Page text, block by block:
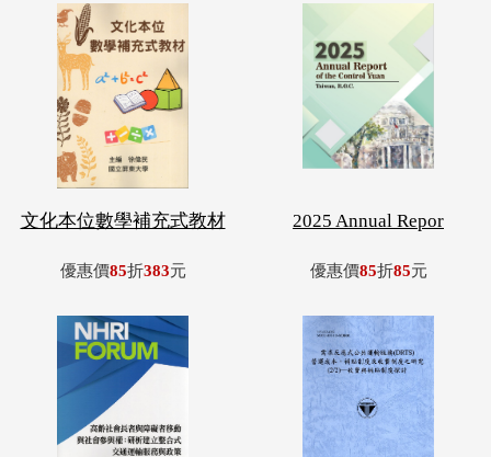
文化本位數學補充式教材
優惠價85折383元
2025 Annual Repor
優惠價85折85元